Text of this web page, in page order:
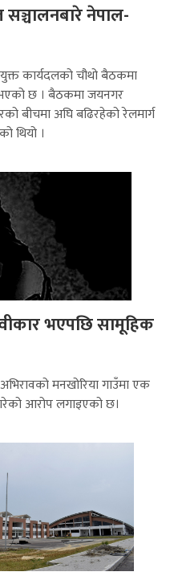
नेपाल-
कार्यदलको चौथो बैठकमा
भएको छ । बैठकमा जयनगर
बीचमा अघि बढिरहेको रेलमार्ग
थियो ।
भएपछि सामूहिक
मनखोरिया गाउँमा एक
आरोप लगाइएको छ।